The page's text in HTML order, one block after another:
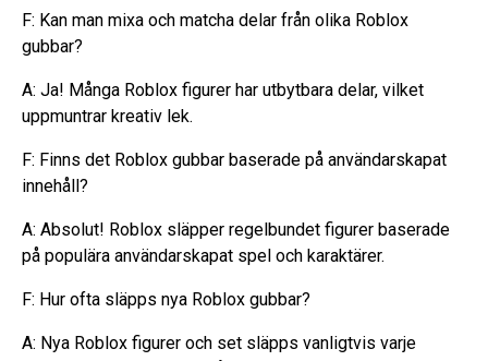
F: Kan man mixa och matcha delar från olika Roblox
gubbar?
A: Ja! Många Roblox figurer har utbytbara delar, vilket
uppmuntrar kreativ lek.
F: Finns det Roblox gubbar baserade på användarskapat
innehåll?
A: Absolut! Roblox släpper regelbundet figurer baserade
på populära användarskapat spel och karaktärer.
F: Hur ofta släpps nya Roblox gubbar?
A: Nya Roblox figurer och set släpps vanligtvis varje